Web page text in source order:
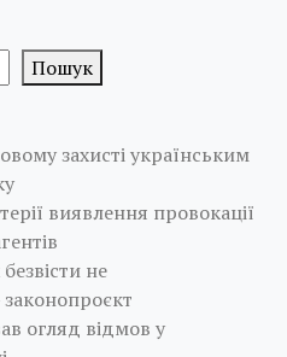
Пошук
захисті українським
виявлення провокації
не
огляд відмов у